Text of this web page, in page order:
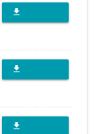
file_download
ANEXO
file_download
ANEXO
file_download